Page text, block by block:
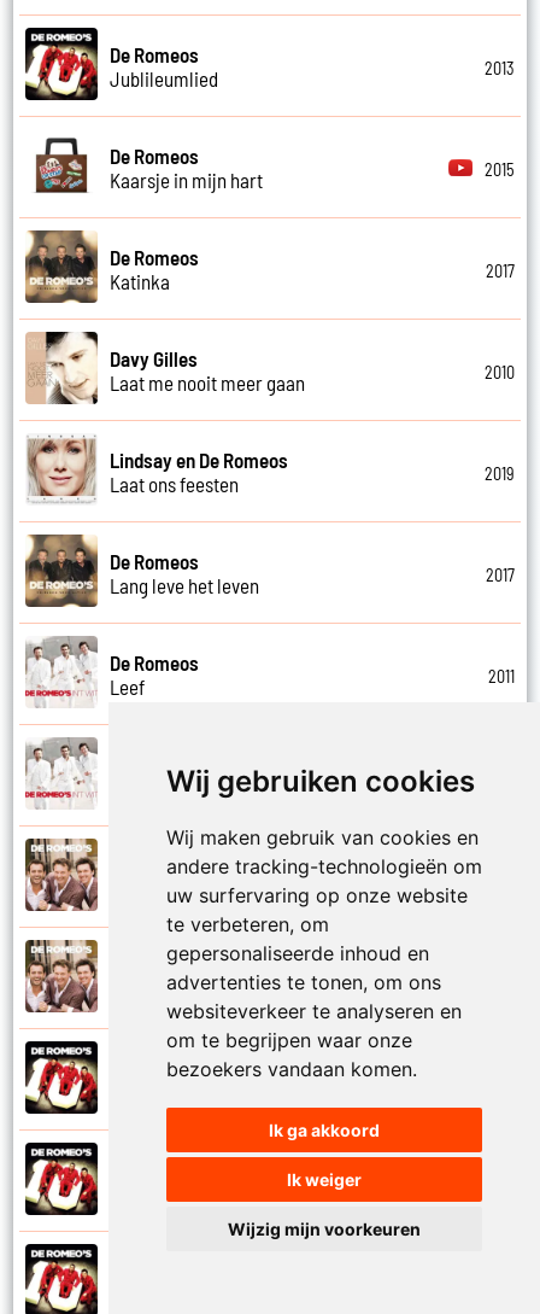
Wij gebruiken cookies
Wij maken gebruik van cookies en
andere tracking-technologieën om
uw surfervaring op onze website
te verbeteren, om
gepersonaliseerde inhoud en
advertenties te tonen, om ons
websiteverkeer te analyseren en
om te begrijpen waar onze
bezoekers vandaan komen.
Ik ga akkoord
Ik weiger
Wijzig mijn voorkeuren
De Romeos
Jublileumlied
2013
De Romeos
Kaarsje in mijn hart
2015
De Romeos
Katinka
2017
Davy Gilles
Laat me nooit meer gaan
2010
Lindsay en De Romeos
Laat ons feesten
2019
De Romeos
Lang leve het leven
2017
De Romeos
Leef
2011
De Romeos
Leven zonder liefde
De Romeos
Maria Magdalena
De Romeos
Marianneke
De Romeos